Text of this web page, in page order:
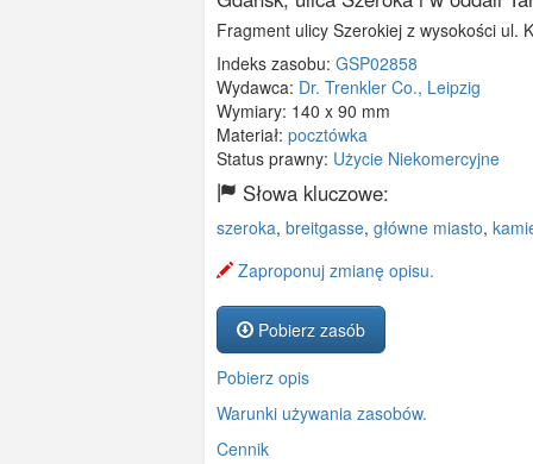
Fragment ulicy Szerokiej z wysokości ul.
Indeks zasobu: GSP02858
Wydawca: Dr. Trenkler Co., Leipzig
Wymiary: 140 x 90 mm
Materiał: pocztówka
Status prawny: Użycie Niekomercyjne
Słowa kluczowe:
szeroka, breitgasse, główne miasto,
Zaproponuj zmianę opisu.
Pobierz zasób
Pobierz opis
Warunki używania zasobów.
Cennik